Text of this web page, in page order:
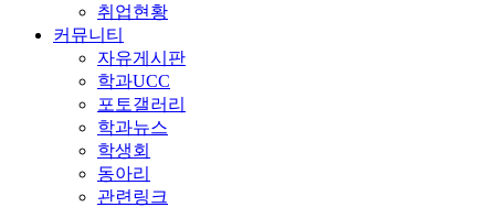
취업현황
커뮤니티
자유게시판
학과UCC
포토갤러리
학과뉴스
학생회
동아리
관련링크